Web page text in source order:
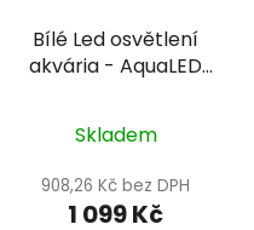
Bílé Led osvětlení
akvária - AquaLED
Skladem
908,26 Kč bez DPH
1 099 Kč